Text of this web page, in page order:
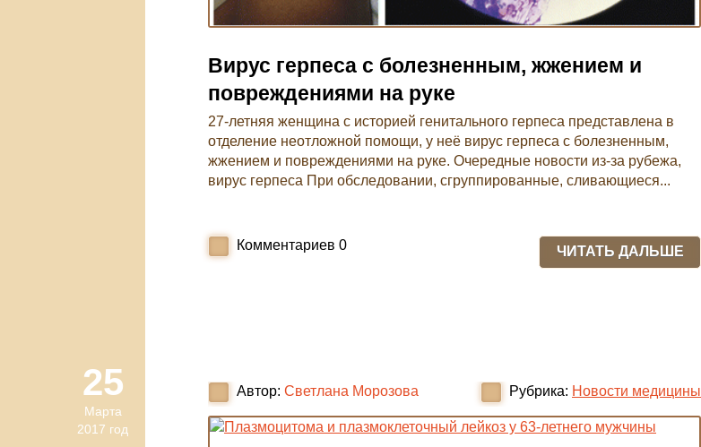
Вирус герпеса с болезненным, жжением и
повреждениями на руке
27-летняя женщина с историей генитального герпеса представлена ​​в
отделение неотложной помощи, у неё вирус герпеса с болезненным,
жжением и повреждениями на руке. Очередные новости из-за рубежа,
вирус герпеса При обследовании, сгруппированные, сливающиеся...
Комментариев 0 ЧИТАТЬ ДАЛЬШЕ
Автор: Светлана Морозова Рубрика: Новости медицины
25
Марта
2017 год